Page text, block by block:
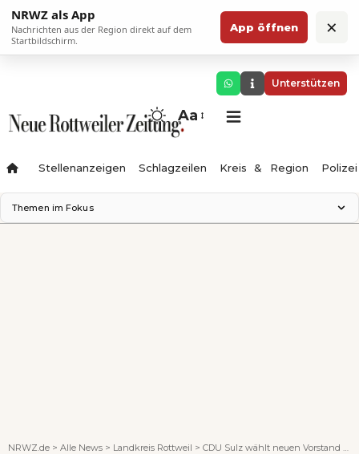
NRWZ als App
Nachrichten aus der Region direkt auf dem
Startbildschirm.
App öffnen ×
Unterstützen
Aa
Stellenanzeigen Schlagzeilen Kreis & Region Polizei
Themen im Fokus
NRWZ.de > Alle News > Landkreis Rottweil > CDU Sulz wählt neuen Vorstand – Teufel mahnt Stärkung des ländlichen Raums an